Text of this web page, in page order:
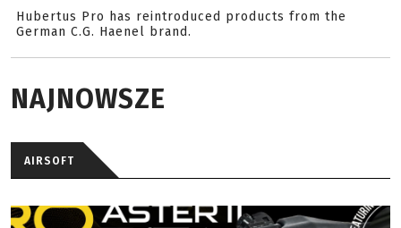
Hubertus Pro has reintroduced products from the
German C.G. Haenel brand.
NAJNOWSZE
AIRSOFT